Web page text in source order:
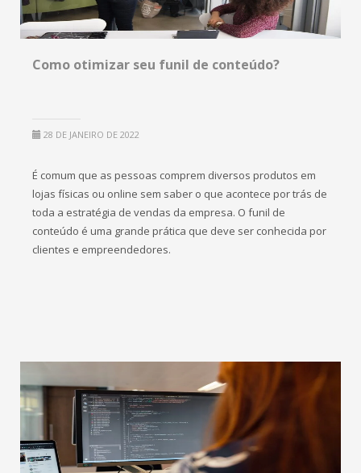
Como otimizar seu funil de conteúdo?
28 DE JANEIRO DE 2022
É comum que as pessoas comprem diversos produtos em
lojas físicas ou online sem saber o que acontece por trás de
toda a estratégia de vendas da empresa. O funil de
conteúdo é uma grande prática que deve ser conhecida por
clientes e empreendedores.